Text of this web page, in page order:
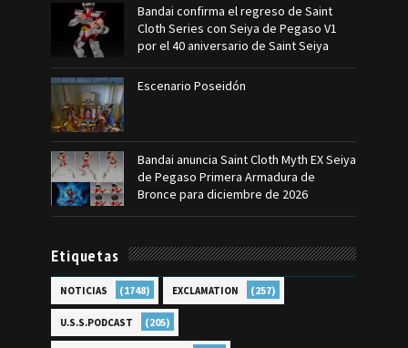
Bandai confirma el regreso de Saint
Cloth Series con Seiya de Pegaso V1
por el 40 aniversario de Saint Seiya
Escenario Poseidón
Bandai anuncia Saint Cloth Myth EX Seiya
de Pegaso Primera Armadura de
Bronce para diciembre de 2026
Etiquetas
NOTICIAS (1748) EXCLAMATION (257)
U.S.S.PODCAST (205)